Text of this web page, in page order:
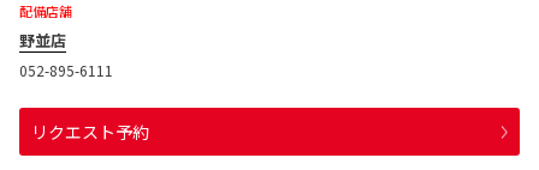
配備店舗
野並店
052-895-6111
リクエスト予約